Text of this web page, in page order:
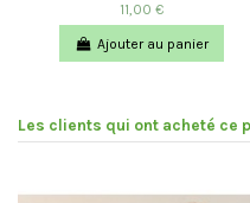
11,00 €
Ajouter au panier
Les clients qui ont acheté ce